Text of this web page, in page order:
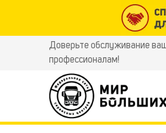
Доверьте обслуживание
профессионалам!